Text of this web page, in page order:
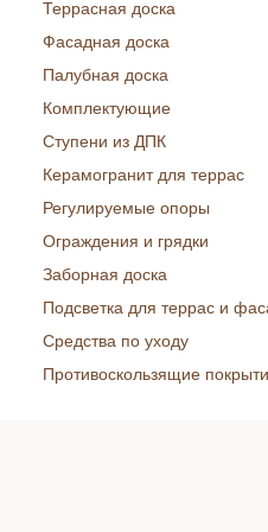
Террасная доска
Фасадная доска
Палубная доска
Комплектующие
Ступени из ДПК
Керамогранит для террас
Регулируемые опоры
Ограждения и грядки
Заборная доска
Подсветка для террас и
Средства по уходу
Противоскользящие